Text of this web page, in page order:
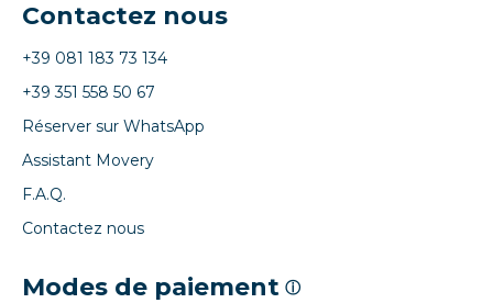
Contactez nous
+39 081 183 73 134
+39 351 558 50 67
Réserver sur WhatsApp
Assistant Movery
F.A.Q.
Contactez nous
Modes de paiement ⓘ